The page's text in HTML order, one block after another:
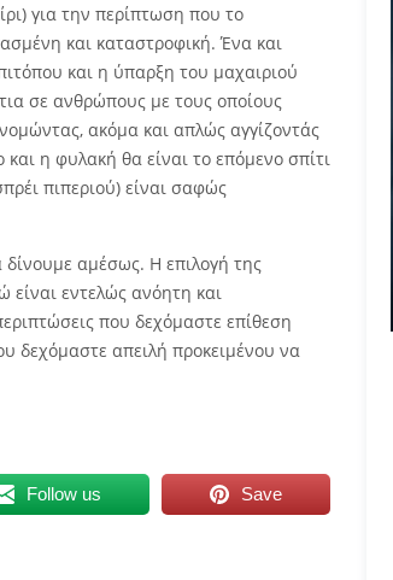
για την περίπτωση που το
και καταστροφική. Ένα και
και η ύπαρξη του μαχαιριού
σε ανθρώπους με τους οποίους
ακόμα και απλώς αγγίζοντάς
η φυλακή θα είναι το επόμενο σπίτι
πιπεριού) είναι σαφώς
δίνουμε αμέσως. Η επιλογή της
εντελώς ανόητη και
που δεχόμαστε επίθεση
δεχόμαστε απειλή προκειμένου να
Follow us Save